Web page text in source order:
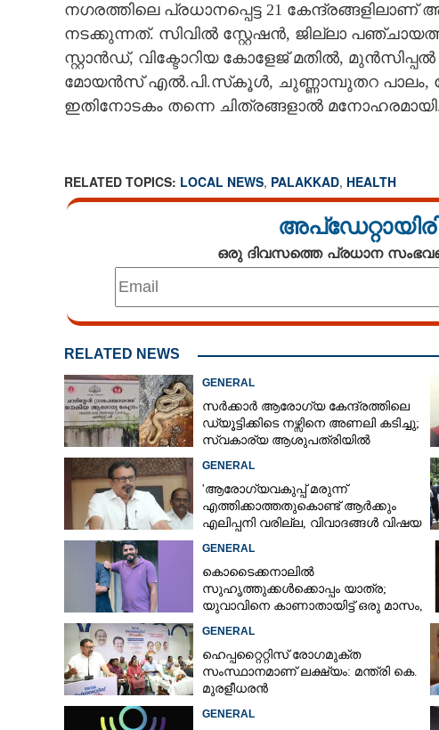
നഗരത്തിലെ പ്രധാനപ്പെട്ട 21
നടക്കുന്നത്. സിവിൽ സ്റ്റേഷൻ, ജില്ലാ
സ്റ്റാൻഡ്, വിക്ടോറിയ കോളേജ് മതിൽ,
മോയൻസ് എൽ.പി.സ്‌കൂൾ, ചുണ്ണാമ്പുതറ പാലം,
ഇതിനോടകം തന്നെ ചിത്രങ്ങളാൽ
RELATED TOPICS: LOCAL NEWS, PALAKKAD, HEALTH
ഒരു ദിവസത്തെ പ്രധാന
RELATED NEWS
GENERAL
സർക്കാർ ആരോഗ്യ കേന്ദ്രത്തിലെ
ഡ്യൂട്ടിക്കിടെ നഴ്സിനെ അണലി കടിച്ചു;
സ്വകാര്യ ആശുപത്രിയിൽ
GENERAL
'ആരോഗ്യവകുപ്പ് മരുന്ന്
എത്തിക്കാത്തതുകൊണ്ട് ആർക്കും
എലിപ്പനി വരില്ല, വിവാദങ്ങൾ വിഷയ
GENERAL
കൊടൈക്കനാലിൽ
സുഹൃത്തുക്കൾക്കൊപ്പം യാത്ര;
യുവാവിനെ കാണാതായിട്ട് ഒരു മാസം,
GENERAL
ഹെപ്പറ്റൈറ്റിസ് രോഗമുക്ത
സംസ്ഥാനമാണ് ലക്ഷ്യം: മന്ത്രി കെ.
മുരളീധരൻ
GENERAL
വർണവിസ്മയം തീർത്ത് ആരോഗ്യ
വിഭാഗത്തിന്റെ